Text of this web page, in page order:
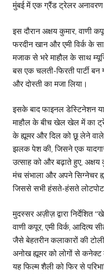
मुंबई में एक ग्रैंड ट्रेलर
इस दौरान अक्षय कुमार, वाणी
फरदीन खान और एमी विर्क के
मजाक से भरे माहौल के साथ
बस एक चलती-फिरती पार्टी
और दोस्ती का मजा लिया।
इसके बाद फाइनल डेस्टिनेशन
माहौल के बीच खेल खेल में का
के ह्यूमर और दिल को छू लेने
झलक पेश की, जिसने एक
उत्साह को और बढ़ाते हुए,
मंच संभाला और अपने सिग्नेचर
जिससे सभी हंसते-हंसते लोटपोट
मुदस्सर अज़ीज़ द्वारा निर्देशित
वाणी कपूर, एमी विर्क, आदित्य
जैसे बेहतरीन कलाकारों की
अनोख ह्यूमर को लोगों से
यह फिल्म शैली को फिर से